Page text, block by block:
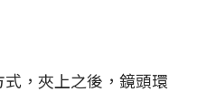
，夾上之後，鏡頭環